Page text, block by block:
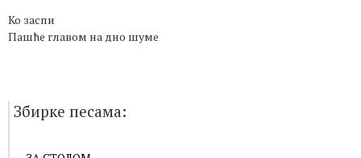
Ко заспи
Пашће главом на дно шуме
Збирке песама: